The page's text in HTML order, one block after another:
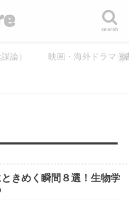
search
論） 映画・海外ドラマ・
きめく瞬間８選！生物学